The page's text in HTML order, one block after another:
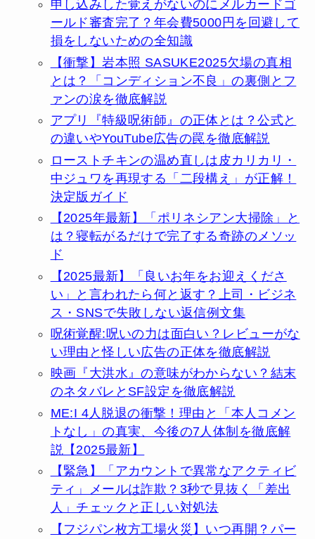
申し込みした覚えがないのにメルカードゴ
ールド審査完了？年会費5000円を回避して
損をしないための全知識
【衝撃】岩本照 SASUKE2025欠場の真相
とは？「コンディション不良」の裏側とフ
ァンの涙を徹底解説
アプリ『特級呪術師』の正体とは？公式と
の違いやYouTube広告の罠を徹底解説
ローストチキンの温め直しは皮カリカリ・
中ジュワを再現する「二段構え」が正解！
決定版ガイド
【2025年最新】「ポリネシアン大掃除」と
は？寝転がるだけで完了する奇跡のメソッ
ド
【2025最新】「良いお年をお迎えくださ
い」と言われたら何と返す？上司・ビジネ
ス・SNSで失敗しない返信例文集
呪術覚醒:呪いの力は面白い？レビューがな
い理由と怪しい広告の正体を徹底解説
映画『大洪水』の意味がわからない？結末
のネタバレとSF設定を徹底解説
ME:I 4人脱退の衝撃！理由と「本人コメン
トなし」の真実、今後の7人体制を徹底解
説【2025最新】
【緊急】「アカウントで異常なアクティビ
ティ」メールは詐欺？3秒で見抜く「差出
人」チェックと正しい対処法
【フジパン枚方工場火災】いつ再開？パー